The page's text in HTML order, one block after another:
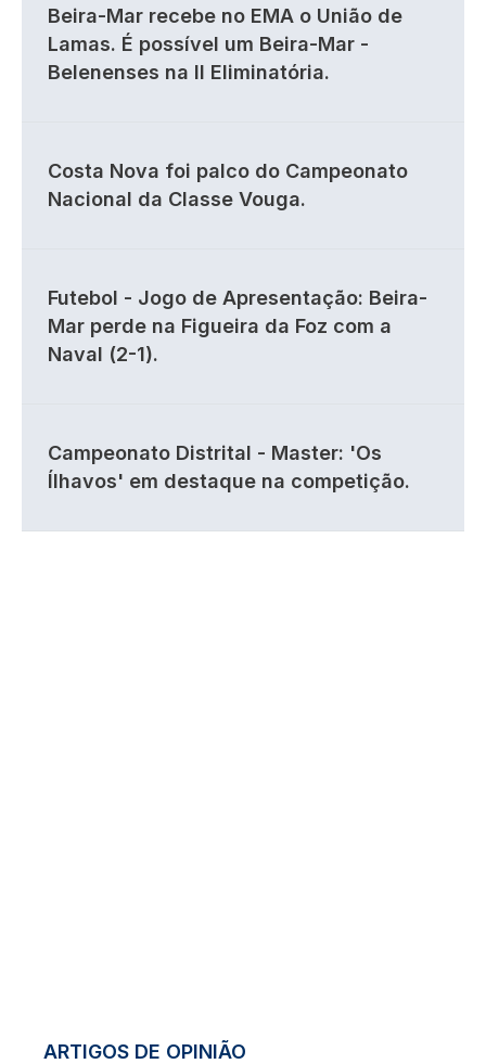
Beira-Mar recebe no EMA o União de
Lamas. É possível um Beira-Mar -
Belenenses na II Eliminatória.
Costa Nova foi palco do Campeonato
Nacional da Classe Vouga.
Futebol - Jogo de Apresentação: Beira-
Mar perde na Figueira da Foz com a
Naval (2-1).
Campeonato Distrital - Master: 'Os
Ílhavos' em destaque na competição.
ARTIGOS DE OPINIÃO